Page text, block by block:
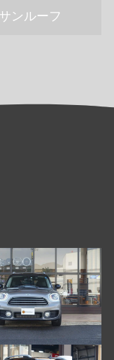
サンルーフ